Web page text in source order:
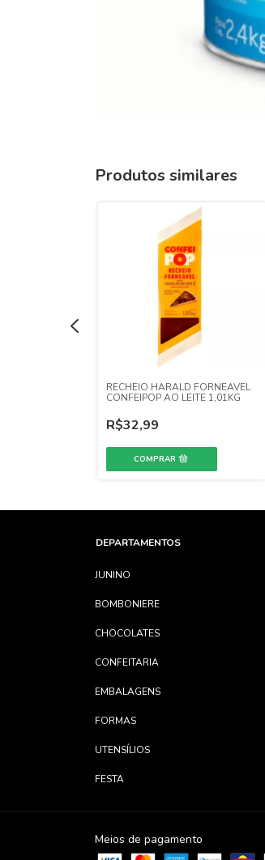
Produtos similares
RECHEIO HARALD FORNEAVEL
CONFEIPOP AO LEITE 1,01KG
R$32,99
DEPARTAMENTOS
JUNINO
BOMBONIERE
CHOCOLATES
CONFEITARIA
EMBALAGENS
FORMAS
UTENSÍLIOS
FESTA
Meios de pagamento